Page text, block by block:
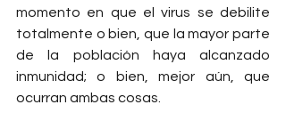
momento en que el virus se debilite
totalmente o bien, que la mayor parte
de la población haya alcanzado
inmunidad; o bien, mejor aún, que
ocurran ambas cosas.